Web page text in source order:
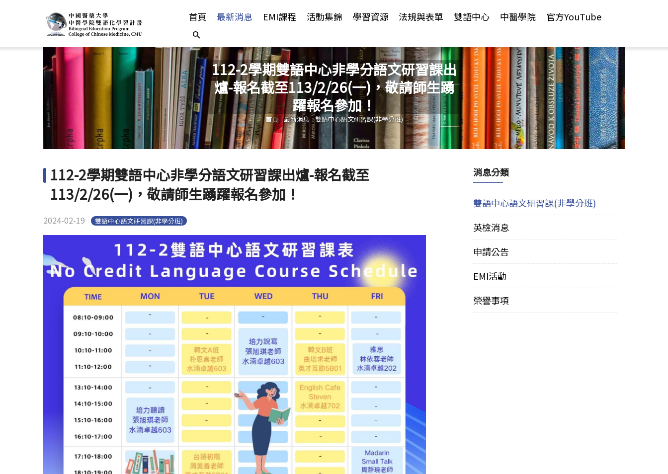
首頁 最新消息 EMI課程 活動集錦 學習資源 法規與表單 雙語中心 中醫學院 官方YouTube
112-2學期雙語中心非學分語文研習課出
爐-報名截至113/2/26(一)，敬請師生踴
躍報名參加！
您在這裡
首頁 -最新消息 -雙語中心語文研習課(非學分班)
112-2學期雙語中心非學分語文研習課出爐-報名截至
113/2/26(一)，敬請師生踴躍報名參加！
2024-02-19 雙語中心語文研習課(非學分班)
消息分類
雙語中心語文研習課(非學分班)
英檢消息
申請公告
EMI活動
榮譽事項